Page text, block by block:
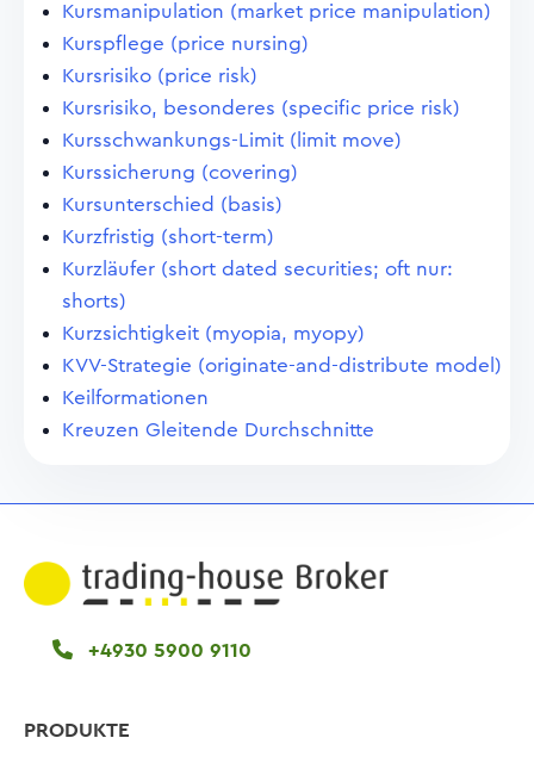
Kursmanipulation (market price manipulation)
Kurspflege (price nursing)
Kursrisiko (price risk)
Kursrisiko, besonderes (specific price risk)
Kursschwankungs-Limit (limit move)
Kurssicherung (covering)
Kursunterschied (basis)
Kurzfristig (short-term)
Kurzläufer (short dated securities; oft nur:
shorts)
Kurzsichtigkeit (myopia, myopy)
KVV-Strategie (originate-and-distribute model)
Keilformationen
Kreuzen Gleitende Durchschnitte
+4930 5900 9110
PRODUKTE